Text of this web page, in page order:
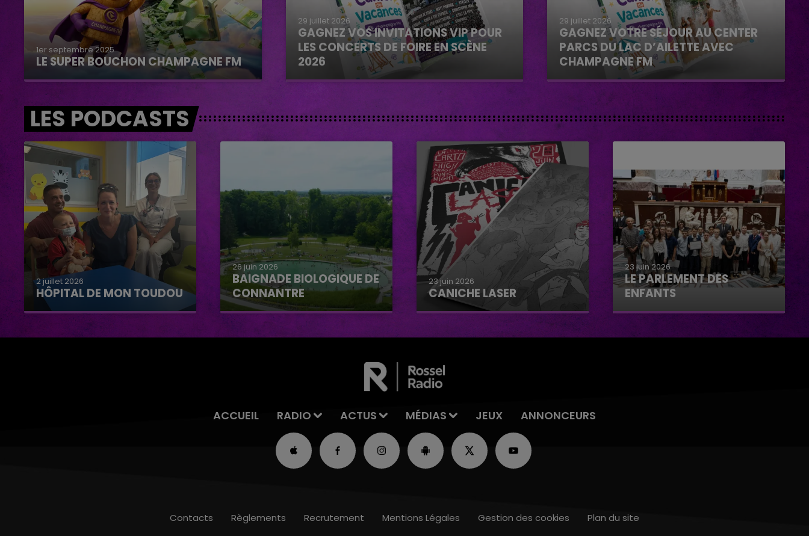
1er septembre 2025
LE SUPER BOUCHON CHAMPAGNE FM
29 juillet 2026
GAGNEZ VOS INVITATIONS VIP POUR
LES CONCERTS DE FOIRE EN SCÈNE
2026
29 juillet 2026
GAGNEZ VOTRE SÉJOUR AU CENTER
PARCS DU LAC D’AILETTE AVEC
CHAMPAGNE FM
LES PODCASTS
2 juillet 2026
HÔPITAL DE MON TOUDOU
Hôpital de mon Toudou
26 juin 2026
BAIGNADE BIOLOGIQUE DE
CONNANTRE
Baignade biologique de
Connantre
23 juin 2026
CANICHE LASER
Caniche Laser
23 juin 2026
LE PARLEMENT DES
ENFANTS
Le parlement des enfants
ACCUEIL RADIO ACTUS MÉDIAS JEUX ANNONCEURS
Contacts Règlements Recrutement Mentions Légales Gestion des cookies Plan du site